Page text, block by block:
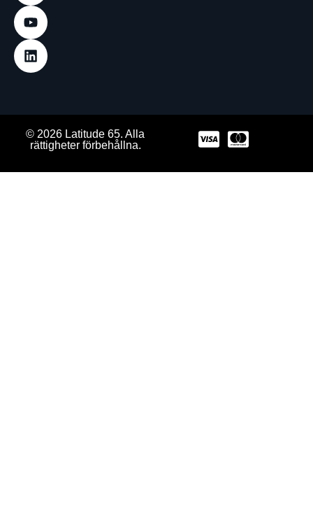
© 2026 Latitude 65. Alla
rättigheter förbehållna.